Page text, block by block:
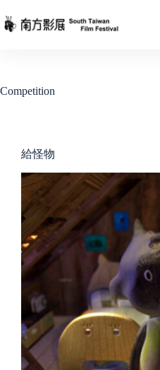
to
content
Competition
給怪物